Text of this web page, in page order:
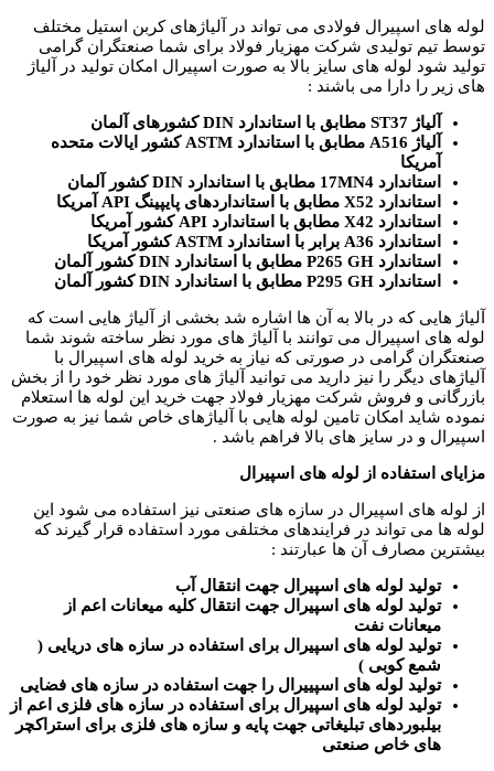
لوله های اسپیرال فولادی می تواند در آلیاژهای کربن استیل مختلف
توسط تیم تولیدی شرکت مهزیار فولاد برای شما صنعتگران گرامی
تولید شود لوله های سایز بالا به صورت اسپیرال امکان تولید در آلیاژ
های زیر را دارا می باشند :
آلیاژ ST37 مطابق با استاندارد DIN کشورهای آلمان
آلیاژ A516 مطابق با استاندارد ASTM کشور ایالات متحده
آمریکا
استاندارد 17MN4 مطابق با استاندارد DIN کشور آلمان
استاندارد X52 مطابق با استانداردهای پایپینگ API آمریکا
استاندارد X42 مطابق با استاندارد API کشور آمریکا
استاندارد A36 برابر با استاندارد ASTM کشور آمریکا
استاندارد P265 GH مطابق با استاندارد DIN کشور آلمان
استاندارد P295 GH مطابق با استاندارد DIN کشور آلمان
آلیاژ هایی که در بالا به آن ها اشاره شد بخشی از آلیاژ هایی است که
لوله های اسپیرال می توانند با آلیاژ های مورد نظر ساخته شوند شما
صنعتگران گرامی در صورتی که نیاز به خرید لوله های اسپیرال با
آلیاژهای دیگر را نیز دارید می توانید آلیاژ های مورد نظر خود را از بخش
بازرگانی و فروش شرکت مهزیار فولاد جهت خرید این لوله ها استعلام
نموده شاید امکان تامین لوله هایی با آلیاژهای خاص شما نیز به صورت
اسپیرال و در سایز های بالا فراهم باشد .
مزایای استفاده از لوله های اسپیرال
از لوله های اسپیرال در سازه های صنعتی نیز استفاده می شود این
لوله ها می تواند در فرایندهای مختلفی مورد استفاده قرار گیرند که
بیشترین مصارف آن ها عبارتند :
تولید لوله های اسپیرال جهت انتقال آب
تولید لوله های اسپیرال جهت انتقال کلیه میعانات اعم از
میعانات نفت
تولید لوله های اسپیرال برای استفاده در سازه های دریایی (
شمع کوبی )
تولید لوله های اسپییرال را جهت استفاده در سازه های فضایی
تولید لوله های اسپیرال برای استفاده در سازه های فلزی اعم از
بیلبوردهای تبلیغاتی جهت پایه و سازه های فلزی برای استراکچر
های خاص صنعتی